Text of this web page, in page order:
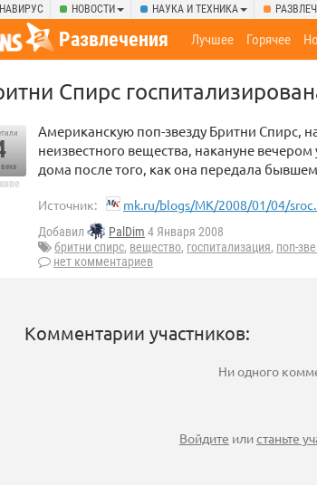
НОВОСТИ НАУКА И ТЕХНИКА
Развлечения Лучшее Горячее
Спирс
Американскую поп-звезду Бритни Спирс,
неизвестного вещества, накануне
дома после того, как она передала
Источник: mk.ru/blogs/MK/2008/01/04/
Добавил PalDim 4 Января 2008
бритни спирс, вещество, госпитализация, поп-
нет комментариев
Комментарии участников:
Ни одного
Войдите илистаньте